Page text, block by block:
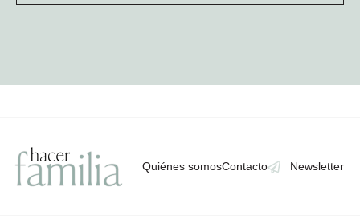
Quiénes somosContacto Newsletter